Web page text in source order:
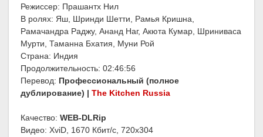
Режиссер: Прашантх Нил
В ролях: Яш, Шринди Шетти, Рамья Кришна,
Рамачандра Раджу, Ананд Наг, Акюта Кумар, Шриниваса
Мурти, Таманна Бхатия, Муни Рой
Страна: Индия
Продолжительность: 02:46:56
Перевод: Профессиональный (полное
дублирование) | The Kitchen Russia
Качество: WEB-DLRip
Видео: XviD, 1670 Кбит/с, 720x304